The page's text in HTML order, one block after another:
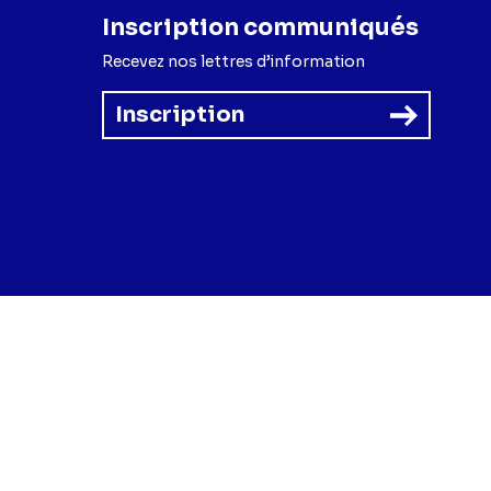
Inscription communiqués
Recevez nos lettres d’information
Inscription